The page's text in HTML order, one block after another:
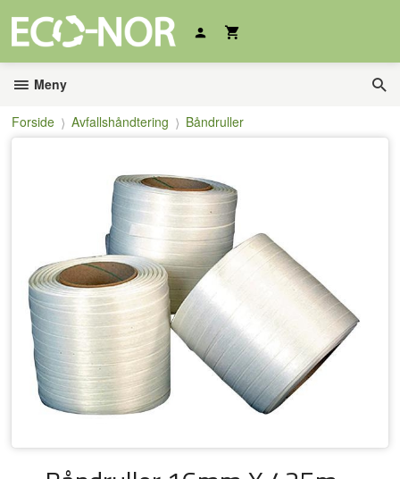
innholdet
Meny
Forside Avfallshåndtering Båndruller